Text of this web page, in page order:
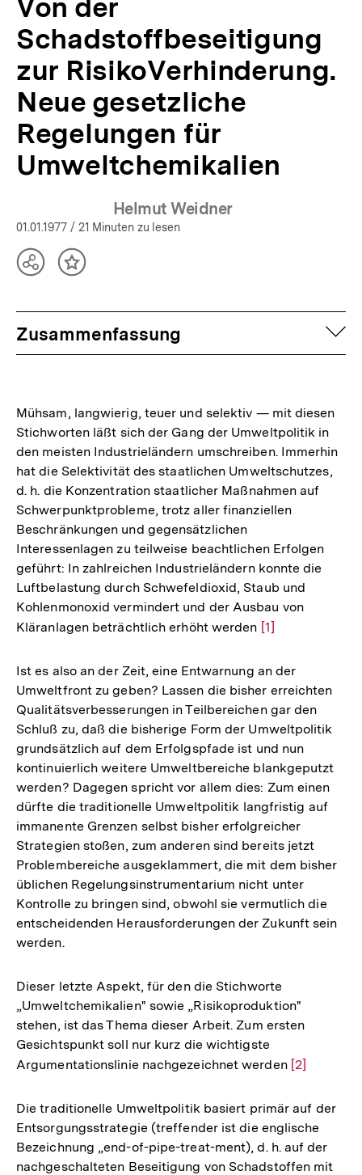
Von der
Schadstoffbeseitigung
zur RisikoVerhinderung.
Neue gesetzliche
Regelungen für
Umweltchemikalien
Helmut Weidner
01.01.1977 / 21 Minuten zu lesen
TeilenInhalt
Zusammenfassung
Mühsam, langwierig, teuer und selektiv — mit diesen
Stichworten läßt sich der Gang der Umweltpolitik in
den meisten Industrieländern umschreiben. Immerhin
hat die Selektivität des staatlichen Umweltschutzes,
d. h. die Konzentration staatlicher Maßnahmen auf
Schwerpunktprobleme, trotz aller finanziellen
Beschränkungen und gegensätzlichen
Interessenlagen zu teilweise beachtlichen Erfolgen
geführt: In zahlreichen Industrieländern konnte die
Luftbelastung durch Schwefeldioxid, Staub und
Kohlenmonoxid vermindert und der Ausbau von
Kläranlagen beträchtlich erhöht werden Zur
der
Fußnote
[1]
Ist es also an der Zeit, eine Entwarnung an der
Umweltfront zu geben? Lassen die bisher erreichten
Qualitätsverbesserungen in Teilbereichen gar den
Schluß zu, daß die bisherige Form der Umweltpolitik
grundsätzlich auf dem Erfolgspfade ist und nun
kontinuierlich weitere Umweltbereiche blankgeputzt
werden? Dagegen spricht vor allem dies: Zum einen
dürfte die traditionelle Umweltpolitik langfristig auf
immanente Grenzen selbst bisher erfolgreicher
Strategien stoßen, zum anderen sind bereits jetzt
Problembereiche ausgeklammert, die mit dem bisher
üblichen Regelungsinstrumentarium nicht unter
Kontrolle zu bringen sind, obwohl sie vermutlich die
entscheidenden Herausforderungen der Zukunft sein
werden.
Dieser letzte Aspekt, für den die Stichworte
„Umweltchemikalien" sowie „Risikoproduktion"
stehen, ist das Thema dieser Arbeit. Zum ersten
Gesichtspunkt soll nur kurz die wichtigste
Argumentationslinie nachgezeichnet werden Zur
der
Fußnote
[2]
Die traditionelle Umweltpolitik basiert primär auf der
Entsorgungsstrategie (treffender ist die englische
Bezeichnung „end-of-pipe-treat-ment), d. h. auf der
nachgeschalteten Beseitigung von Schadstoffen mit